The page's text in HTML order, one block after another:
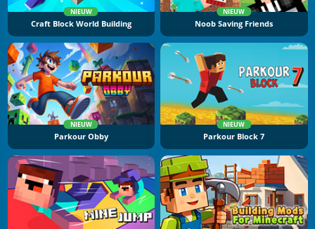
NIEUW
Craft Block World Building
NIEUW
Noob Saving Friends
NIEUW
Parkour Obby
NIEUW
Parkour Block 7